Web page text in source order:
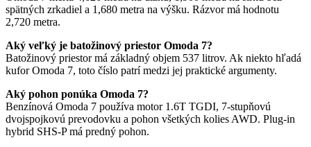
spätných zrkadiel a 1,680 metra na výšku. Rázvor má hodnotu
2,720 metra.
Aký veľký je batožinový priestor Omoda 7?
Batožinový priestor má základný objem 537 litrov. Ak niekto hľadá
kufor Omoda 7, toto číslo patrí medzi jej praktické argumenty.
Aký pohon ponúka Omoda 7?
Benzínová Omoda 7 používa motor 1.6T TGDI, 7-stupňovú
dvojspojkovú prevodovku a pohon všetkých kolies AWD. Plug-in
hybrid SHS-P má predný pohon.